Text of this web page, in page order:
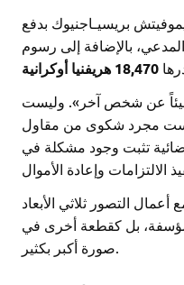
بريسيـاجنيوك بدفع
بالإضافة إلى رسوم
18,470 هريفنيا أوكرانية
عن شخص آخر». وليست
مجرد شكوى من مقاول
تثبت وجود مشكلة في
التصور ثلاثي الأبعاد
بل كقطعة أخرى في